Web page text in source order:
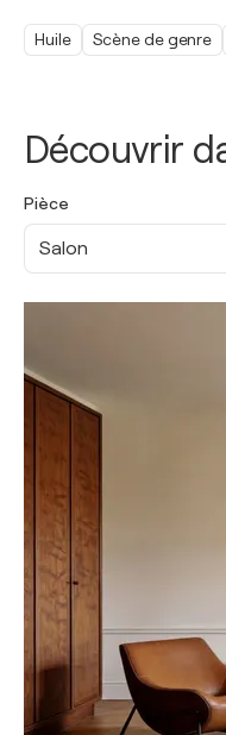
Découvrir
Pièce
Salon
Huile Scène de genre